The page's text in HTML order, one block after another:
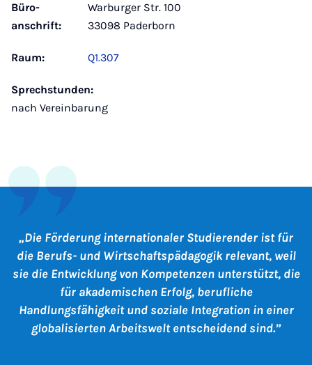
Büro­
anschrift:
Warburger Str. 100
33098 Paderborn
Raum: Q1.307
Sprechstunden:
nach Vereinbarung
Die Förderung internationaler Studierender ist für
die Berufs- und Wirtschaftspädagogik relevant, weil
sie die Entwicklung von Kompetenzen unterstützt, die
für akademischen Erfolg, berufliche
Handlungsfähigkeit und soziale Integration in einer
globalisierten Arbeitswelt entscheidend sind.